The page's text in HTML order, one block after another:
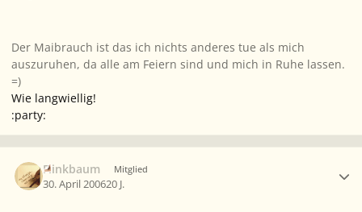
Der Maibrauch ist das ich nichts anderes tue als mich
auszuruhen, da alle am Feiern sind und mich in Ruhe lassen.
=)
Wie langwiellig!
:party:
Flinkbaum Mitglied
30. April 200620 J.